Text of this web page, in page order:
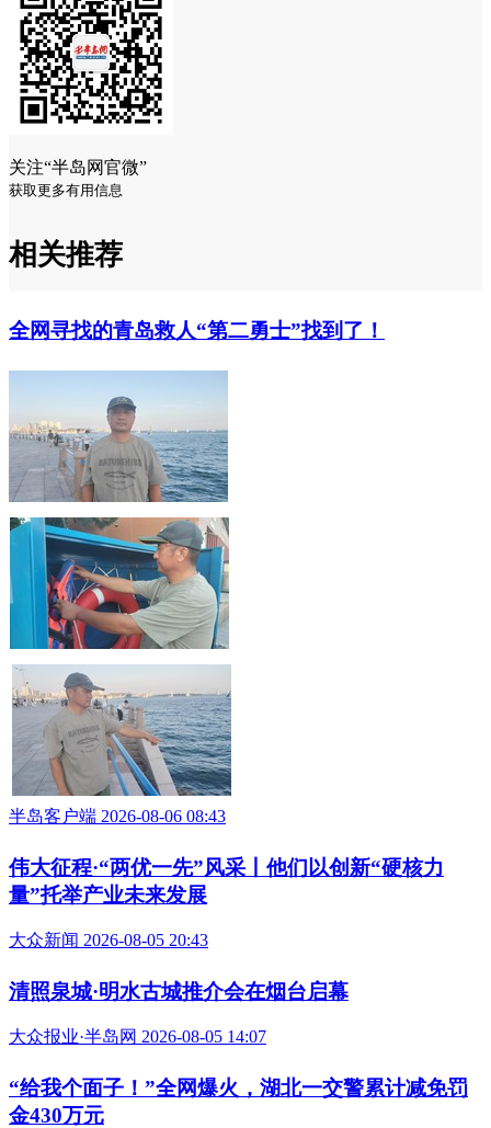
关注“半岛网官微”
获取更多有用信息
相关推荐
全网寻找的青岛救人“第二勇士”找到了！
半岛客户端 2026-08-06 08:43
伟大征程·“两优一先”风采丨他们以创新“硬核力
量”托举产业未来发展
大众新闻 2026-08-05 20:43
清照泉城·明水古城推介会在烟台启幕
大众报业·半岛网 2026-08-05 14:07
“给我个面子！”全网爆火，湖北一交警累计减免罚
金430万元